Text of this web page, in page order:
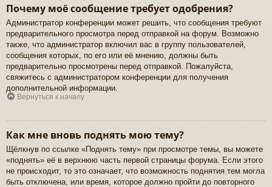
Почему моё сообщение требует одобрения?
Администратор конференции может решить, что сообщения требуют
предварительного просмотра перед отправкой на форум. Возможно
также, что администратор включил вас в группу пользователей,
сообщения которых, по его или её мнению, должны быть
предварительно просмотрены перед отправкой. Пожалуйста,
свяжитесь с администратором конференции для получения
дополнительной информации.
Вернуться к началу
Как мне вновь поднять мою тему?
Щёлкнув по ссылке «Поднять тему» при просмотре темы, вы можете
«поднять» её в верхнюю часть первой страницы форума. Если этого
не происходит, то это означает, что возможность поднятия тем могла
быть отключена, или время, которое должно пройти до повторного